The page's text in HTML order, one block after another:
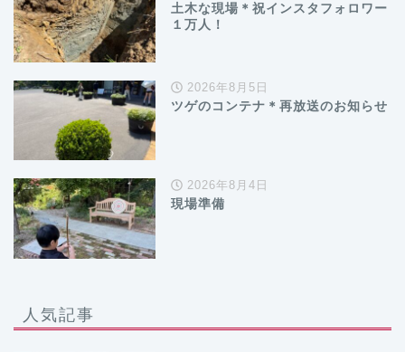
土木な現場＊祝インスタフォロワー
１万人！
2026年8月5日
ツゲのコンテナ＊再放送のお知らせ
2026年8月4日
現場準備
人気記事